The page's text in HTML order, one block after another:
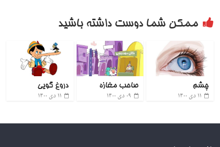
ممکن شما دوست داشته باشید
چشم
۱۱ دی ۱۴۰۰
صاحب مغازه
۰۹ دی ۱۴۰۰
دروغ گویی
۱۱ دی ۱۴۰۰